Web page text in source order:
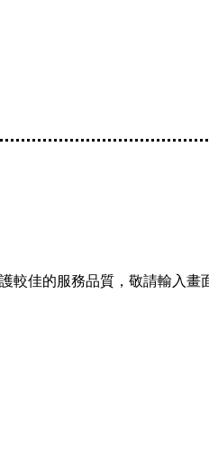
較佳的服務品質，敬請輸入畫